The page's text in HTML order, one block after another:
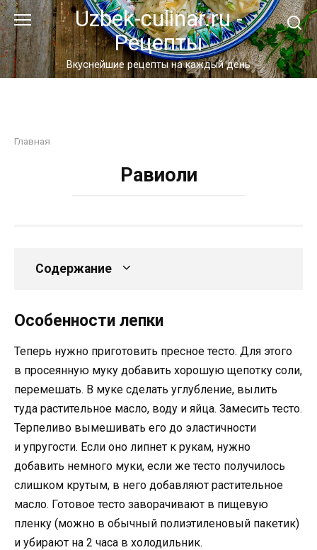
Перейти
к
контенту
Uzbek-culinar.ru -
Рецепты
Вкуснейшие рецепты на каждый день
Главная
Равиоли
Содержание
Особенности лепки
Теперь нужно приготовить пресное тесто. Для этого
в просеянную муку добавить хорошую щепотку соли,
перемешать. В муке сделать углубление, вылить
туда растительное масло, воду и яйца. Замесить тесто.
Терпеливо вымешивать его до эластичности
и упругости. Если оно липнет к рукам, нужно
добавить немного муки, если же тесто получилось
слишком крутым, в него добавляют растительное
масло. Готовое тесто заворачивают в пищевую
пленку (можно в обычный полиэтиленовый пакетик)
и убирают на 2 часа в холодильник.